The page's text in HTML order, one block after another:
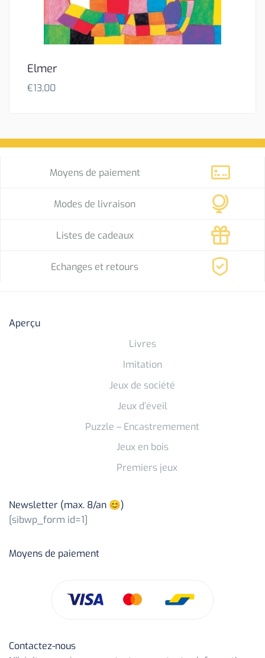
Elmer
€13,00
Moyens de paiement
Modes de livraison
Listes de cadeaux
Echanges et retours
Aperçu
Livres
Imitation
Jeux de société
Jeux d’éveil
Puzzle – Encastremement
Jeux en bois
Premiers jeux
Newsletter (max. 8/an 😊)
[sibwp_form id=1]
Moyens de paiement
Contactez-nous